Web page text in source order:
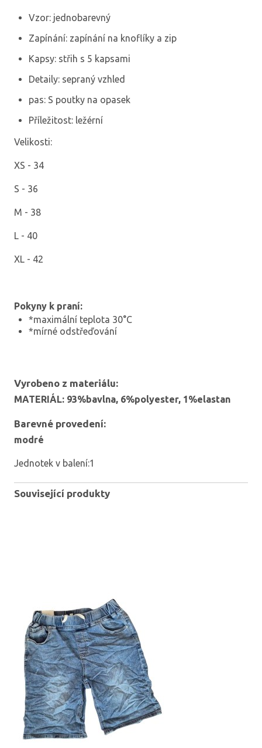
Vzor: jednobarevný
Zapínání: zapínání na knoflíky a zip
Kapsy: střih s 5 kapsami
Detaily: sepraný vzhled
pas: S poutky na opasek
Příležitost: ležérní
Velikosti:
XS - 34
S - 36
M - 38
L - 40
XL - 42
Pokyny k praní:
*maximální teplota 30°C
*mírné odstřeďování
Vyrobeno z materiálu:
MATERIÁL: 93%bavlna, 6%polyester, 1%elastan
Barevné provedení:
modré
Jednotek v balení:1
Související produkty